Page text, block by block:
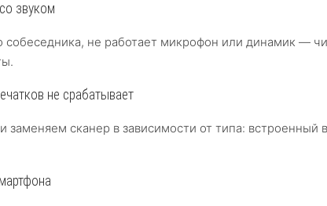
звуком
не работает микрофон или динамик —
не срабатывает
заменяем сканер в зависимости от типа: встроенный